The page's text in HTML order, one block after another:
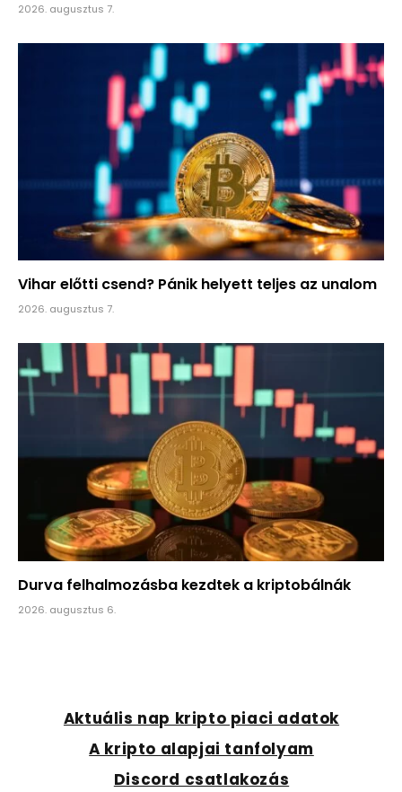
2026. augusztus 7.
Vihar előtti csend? Pánik helyett teljes az unalom
2026. augusztus 7.
Durva felhalmozásba kezdtek a kriptobálnák
2026. augusztus 6.
Aktuális nap kripto piaci adatok
A kripto alapjai tanfolyam
Discord csatlakozás